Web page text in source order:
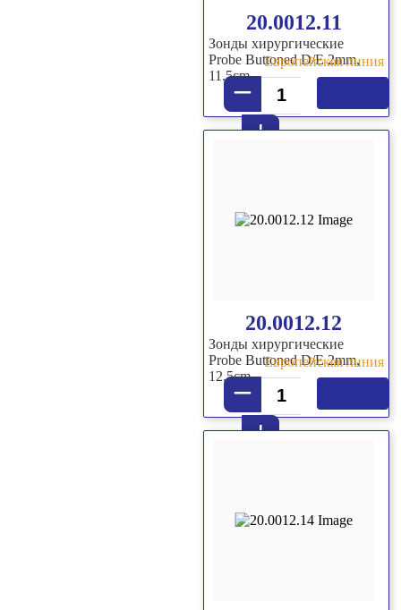
20.0012.11
Зонды хирургические
Probe Buttoned D/E 2mm,
11.5cm
–
+
Европейская линия
20.0012.12
Зонды хирургические
Probe Buttoned D/E 2mm,
12.5cm
–
+
Европейская линия